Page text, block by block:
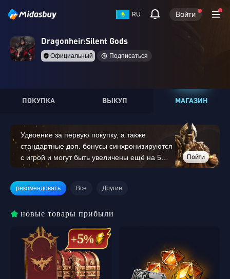
RU Войти
Dragonheir:Silent Gods
Официальный Подписаться
ПОКУПКА ВЫКУП МАГАЗИН
Удвоение за первую покупку, а также
стандартные доп. бонусы синхронизируются
с игрой и могут быть увеличены ещё на 5%
благодаря эксклюзивному кэшбэку Midasbuy.
(Товары от 14 000 кристаллов дракона и
выше не участвуют в удвоении за первую
Пойти
рекомендовать Все Другие
новые товары прибыли